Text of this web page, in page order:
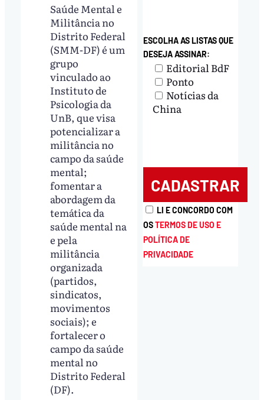
Saúde Mental e
Militância no
Distrito Federal
(SMM-DF) é um
grupo
vinculado ao
Instituto de
Psicologia da
UnB, que visa
potencializar a
militância no
campo da saúde
mental;
fomentar a
abordagem da
temática da
saúde mental na
e pela
militância
organizada
(partidos,
sindicatos,
movimentos
sociais); e
fortalecer o
campo da saúde
mental no
Distrito Federal
(DF).
ESCOLHA AS LISTAS QUE
DESEJA ASSINAR:
Editorial BdF
Ponto
Notícias da
China
LI E CONCORDO COM
OSTERMOS DE USO E
POLÍTICA DE
PRIVACIDADE